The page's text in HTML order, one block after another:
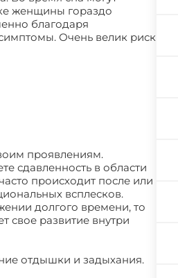
женщины гораздо
благодаря
Очень велик риск
проявлениям.
сдавленность в области
происходит после или
всплесков.
долгого времени, то
свое развитие внутри
отдышки и задыхания.